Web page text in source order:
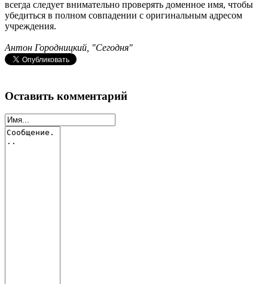
всегда следует внимательно проверять доменное имя, чтобы
убедиться в полном совпадении с оригинальным адресом
учреждения.
Антон Городницкий, "Сегодня"
Оставить комментарий